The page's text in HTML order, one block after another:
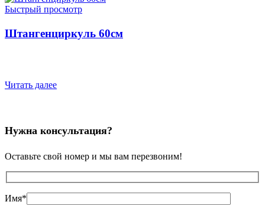
Быстрый просмотр
Штангенциркуль 60см
Читать далее
Нужна консультация?
Оставьте свой номер и мы вам перезвоним!
Имя*